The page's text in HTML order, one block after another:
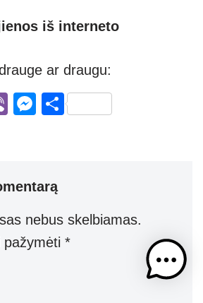
iš interneto
ar draugu:
Vi
M
n
g
er
S
nebus skelbiamas.
pažymėti *